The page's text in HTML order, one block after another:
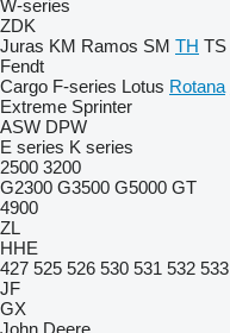
W-series
ZDK
Juras KM Ramos SM TH TS
Fendt
Cargo F-series Lotus Rotana
Extreme Sprinter
ASW DPW
E series K series
2500 3200
G2300 G3500 G5000 GT
4900
ZL
HHE
427 525 526 530 531 532 533
JF
GX
John Deere